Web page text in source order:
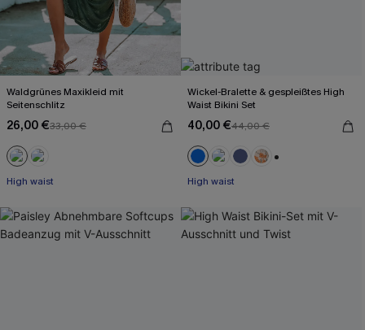
Waldgrünes Maxikleid mit
Seitenschlitz
26,00 €33,00 €
High waist
Wickel-Bralette & gespleißtes High
Waist Bikini Set
40,00 €44,00 €
High waist